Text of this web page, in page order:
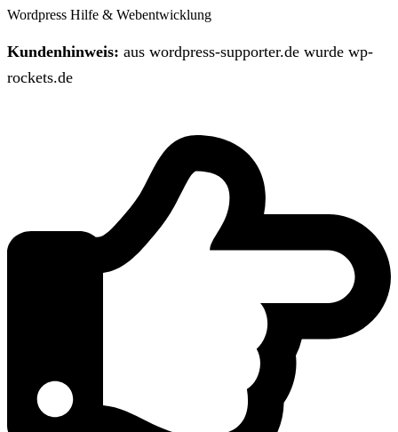
Wordpress Hilfe & Webentwicklung
Kundenhinweis: aus wordpress-supporter.de wurde wp-
rockets.de